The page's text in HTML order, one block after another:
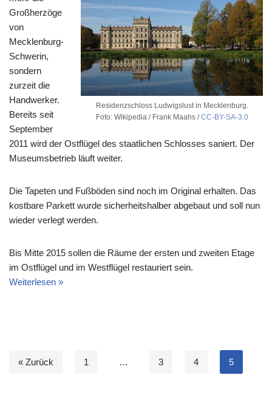
Residenzschloss Ludwigslust in Mecklenburg.
Foto: Wikipedia / Frank Maahs /CC-BY-SA-3.0
Großherzöge
von
Mecklenburg-
Schwerin,
sondern
zurzeit die
Handwerker.
Bereits seit
September
2011 wird der Ostflügel des staatlichen Schlosses saniert. Der
Museumsbetrieb läuft weiter.
Die Tapeten und Fußböden sind noch im Original erhalten. Das
kostbare Parkett wurde sicherheitshalber abgebaut und soll nun
wieder verlegt werden.
Bis Mitte 2015 sollen die Räume der ersten und zweiten Etage
im Ostflügel und im Westflügel restauriert sein.
Weiterlesen »
« Zurück 1 … 3 4 5